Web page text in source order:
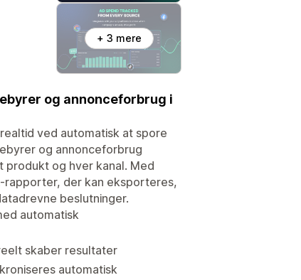
+ 3 mere
og annonceforbrug i
ved automatisk at spore
og annonceforbrug
og hver kanal. Med
rapporter, der kan eksporteres,
beslutninger.
automatisk
skaber resultater
automatisk